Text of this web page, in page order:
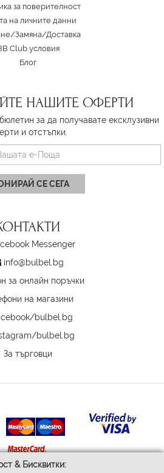
& Бисквитки:
за поверителност
на личните данни
Замяна/Доставка
Club условия
Блог
НАШИТЕ ОФЕРТИ
за да получавате ексклузивни
и отстъпки.
СЕ СЕГА
Messenger
info@bulbel.bg
за онлайн поръчки
на магазини
bulbel.bg
bulbel.bg
За търговци